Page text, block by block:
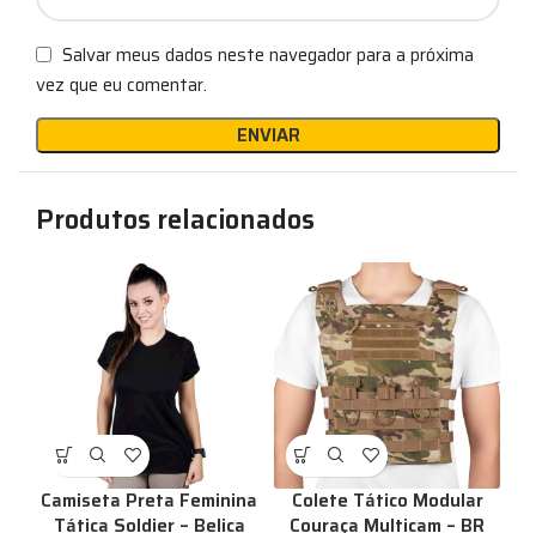
Salvar meus dados neste navegador para a próxima
vez que eu comentar.
Produtos relacionados
Camiseta Preta Feminina
Tática Soldier – Belica
Colete Tático Modular
Couraça Multicam – BR